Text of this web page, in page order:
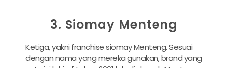
3. Siomay Menteng
Ketiga, yakni franchise siomay Menteng. Sesuai
dengan nama yang mereka gunakan, brand yang